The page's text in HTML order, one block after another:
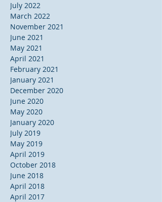
July 2022
March 2022
November 2021
June 2021
May 2021
April 2021
February 2021
January 2021
December 2020
June 2020
May 2020
January 2020
July 2019
May 2019
April 2019
October 2018
June 2018
April 2018
April 2017